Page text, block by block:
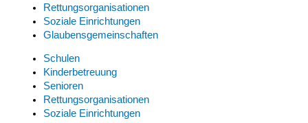
Rettungsorganisationen
Soziale Einrichtungen
Glaubensgemeinschaften
Schulen
Kinderbetreuung
Senioren
Rettungsorganisationen
Soziale Einrichtungen